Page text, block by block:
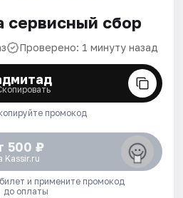
сервисный сбор
Проверено: 1 минуту назад
промокод
500 ₽
Kassir.ru
и примените промокод
до оплаты